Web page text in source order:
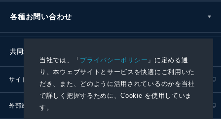
当社では、「プライバシーポリシー 」に定める通
り、本ウェブサイトとサービスを快適にご利用いた
だき、また、どのように活用されているのかを当社
で詳しく把握するために、Cookie を使用していま
す。
各種お問い合わせ
共同通信社グループ
サイトポリシー プライバシーポリシー
外部送信ポリシー